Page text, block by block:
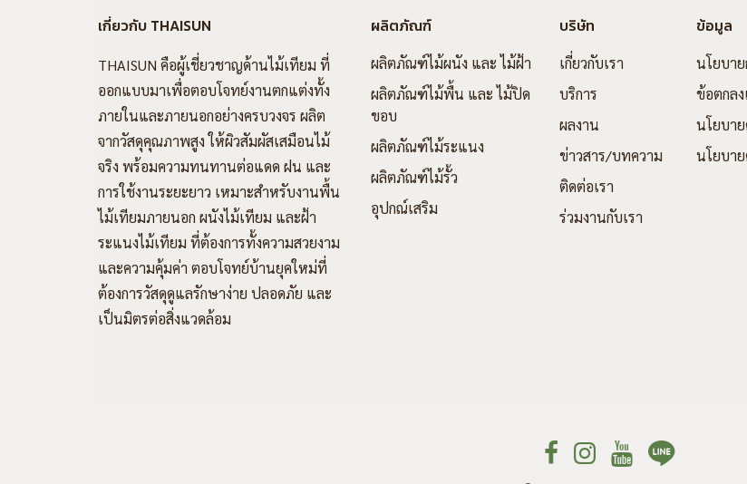
เกี่ยวกับ THAISUN
THAISUN คือผู้เชี่ยวชาญด้านไม้เทียม ที่
ออกแบบมาเพื่อตอบโจทย์งานตกแต่งทั้ง
ภายในและภายนอกอย่างครบวงจร ผลิต
จากวัสดุคุณภาพสูง ให้ผิวสัมผัสเสมือนไม้
จริง พร้อมความทนทานต่อแดด ฝน และ
การใช้งานระยะยาว เหมาะสำหรับงานพื้น
ไม้เทียมภายนอก ผนังไม้เทียม และฝ้า
ระแนงไม้เทียม ที่ต้องการทั้งความสวยงาม
และความคุ้มค่า ตอบโจทย์บ้านยุคใหม่ที่
ต้องการวัสดุดูแลรักษาง่าย ปลอดภัย และ
เป็นมิตรต่อสิ่งแวดล้อม
ผลิตภัณฑ์
ผลิตภัณฑ์ไม้ผนัง และ ไม้ฝ้า
ผลิตภัณฑ์ไม้พื้น และ ไม้ปิด
ขอบ
ผลิตภัณฑ์ไม้ระแนง
ผลิตภัณฑ์ไม้รั้ว
อุปกณ์เสริม
บริษัท
เกี่ยวกับเรา
บริการ
ผลงาน
ข่าวสาร/บทความ
ติดต่อเรา
ร่วมงานกับเรา
ข้อมูล
นโยบา
ข้อตกล
นโยบา
นโยบา